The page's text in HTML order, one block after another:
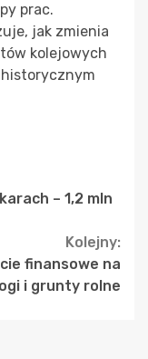
prac.
jak zmienia
kolejowych
historycznym
– 1,2 mln
Kolejny:
finansowe na
i grunty rolne